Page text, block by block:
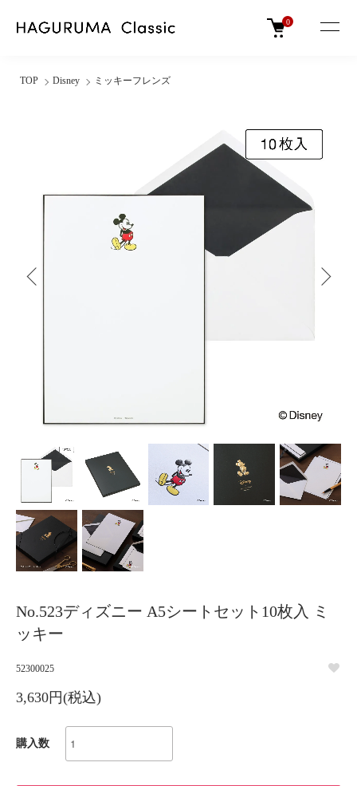
0
TOP Disney ミッキーフレンズ
No.523ディズニー A5シートセット10枚入 ミ
ッキー
52300025
3,630円(税込)
購入数